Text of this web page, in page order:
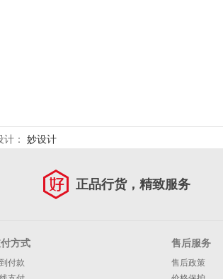
计： 妙设计
正品行货，精致服务
方式
付款
售后服务
售后政策